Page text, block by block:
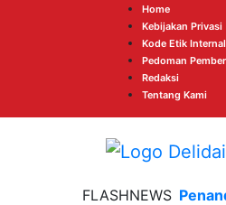
Home
Kebijakan Privasi
Kode Etik Internal
Pedoman
Redaksi
Tentang Kami
FLASHNEWS